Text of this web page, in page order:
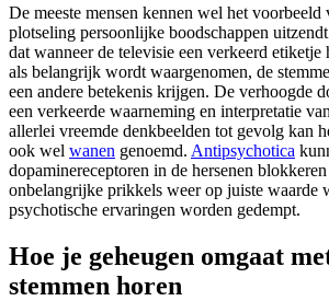
De meeste mensen kennen wel het voorbeeld
plotseling persoonlijke boodschappen
dat wanneer de televisie een verkeerd etiketje
als belangrijk wordt waargenomen, de
een andere betekenis krijgen. De verhoogde
een verkeerde waarneming en interpretatie
allerlei vreemde denkbeelden tot gevolg kan
ook wel wanen genoemd. Antipsychotica
dopaminereceptoren in de hersenen
onbelangrijke prikkels weer op juiste waarde
psychotische ervaringen worden gedempt.
Hoe je geheugen omgaat
stemmen horen